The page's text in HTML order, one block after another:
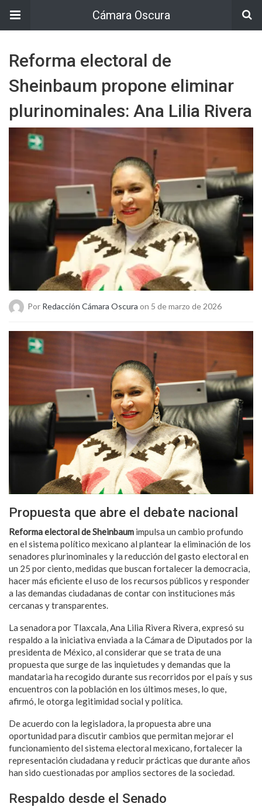
Cámara Oscura
Reforma electoral de
Sheinbaum propone eliminar
plurinominales: Ana Lilia Rivera
Por Redacción Cámara Oscura on 5 de marzo de 2026
Propuesta que abre el debate nacional
Reforma electoral de Sheinbaum impulsa un cambio profundo
en el sistema político mexicano al plantear la eliminación de los
senadores plurinominales y la reducción del gasto electoral en
un 25 por ciento, medidas que buscan fortalecer la democracia,
hacer más eficiente el uso de los recursos públicos y responder
a las demandas ciudadanas de contar con instituciones más
cercanas y transparentes.
La senadora por Tlaxcala, Ana Lilia Rivera Rivera, expresó su
respaldo a la iniciativa enviada a la Cámara de Diputados por la
presidenta de México, al considerar que se trata de una
propuesta que surge de las inquietudes y demandas que la
mandataria ha recogido durante sus recorridos por el país y sus
encuentros con la población en los últimos meses, lo que,
afirmó, le otorga legitimidad social y política.
De acuerdo con la legisladora, la propuesta abre una
oportunidad para discutir cambios que permitan mejorar el
funcionamiento del sistema electoral mexicano, fortalecer la
representación ciudadana y reducir prácticas que durante años
han sido cuestionadas por amplios sectores de la sociedad.
Respaldo desde el Senado